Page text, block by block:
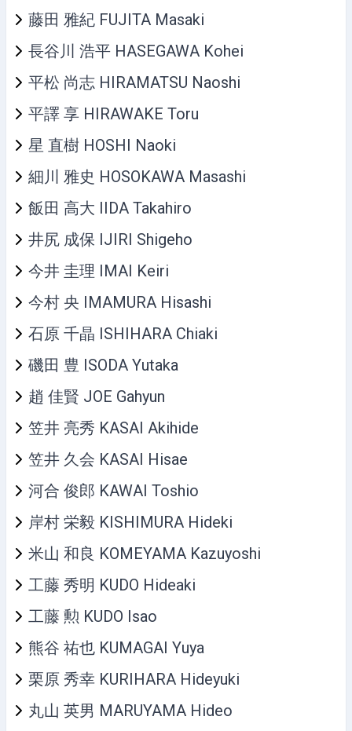
藤田 雅紀 FUJITA Masaki
長谷川 浩平 HASEGAWA Kohei
平松 尚志 HIRAMATSU Naoshi
平譯 享 HIRAWAKE Toru
星 直樹 HOSHI Naoki
細川 雅史 HOSOKAWA Masashi
飯田 高大 IIDA Takahiro
井尻 成保 IJIRI Shigeho
今井 圭理 IMAI Keiri
今村 央 IMAMURA Hisashi
石原 千晶 ISHIHARA Chiaki
磯田 豊 ISODA Yutaka
趙 佳賢 JOE Gahyun
笠井 亮秀 KASAI Akihide
笠井 久会 KASAI Hisae
河合 俊郎 KAWAI Toshio
岸村 栄毅 KISHIMURA Hideki
米山 和良 KOMEYAMA Kazuyoshi
工藤 秀明 KUDO Hideaki
工藤 勲 KUDO Isao
熊谷 祐也 KUMAGAI Yuya
栗原 秀幸 KURIHARA Hideyuki
丸山 英男 MARUYAMA Hideo